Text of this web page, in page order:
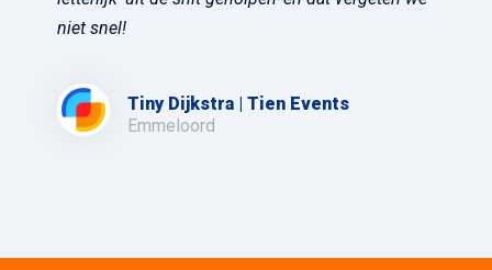
niet snel!
Tiny Dijkstra | Tien Events
Emmeloord